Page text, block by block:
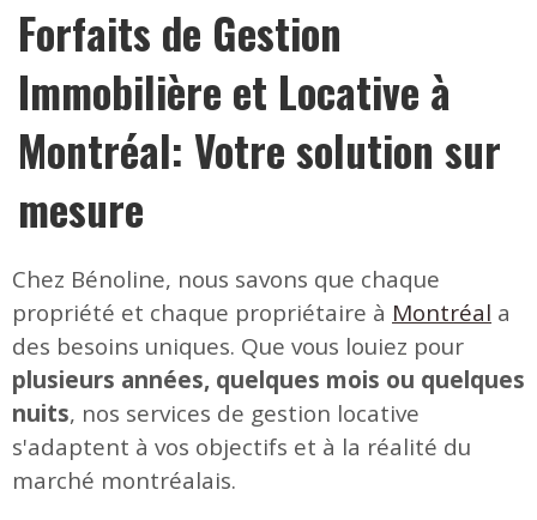
Forfaits de Gestion
Immobilière et Locative à
Montréal: Votre solution sur
mesure
Chez Bénoline, nous savons que chaque
propriété et chaque propriétaire à Montréal a
des besoins uniques. Que vous louiez pour
plusieurs années, quelques mois ou quelques
nuits, nos services de gestion locative
s'adaptent à vos objectifs et à la réalité du
marché montréalais.